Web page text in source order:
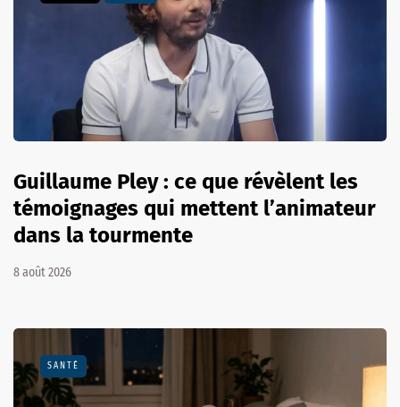
Guillaume Pley : ce que révèlent les
témoignages qui mettent l’animateur
dans la tourmente
8 août 2026
SANTÉ